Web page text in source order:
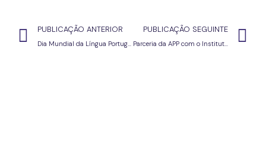
PUBLICAÇÃO ANTERIOR
Dia Mundial da Língua Portuguesa
PUBLICAÇÃO SEGUINTE
Parceria da APP com o Instituto Multimédia do Porto no Concurso “Escrever é Viver”